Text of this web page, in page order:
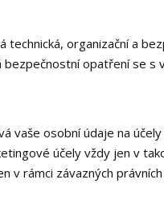
technická, organizační a
bezpečnostní opatření se
vaše osobní údaje na
účely vždy jen v
v rámci závazných